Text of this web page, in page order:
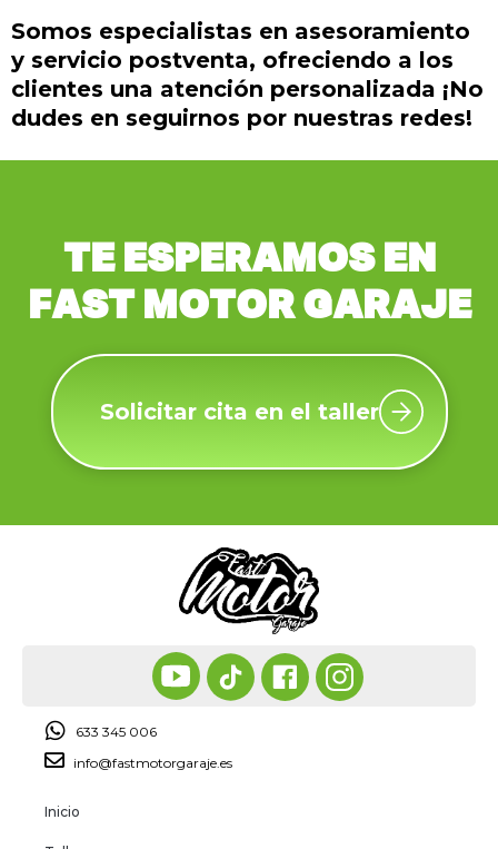
Somos especialistas en asesoramiento
y servicio postventa, ofreciendo a los
clientes una atención personalizada ¡No
dudes en seguirnos por nuestras redes!
TE ESPERAMOS EN
FAST MOTOR GARAJE
Solicitar cita en el taller
633 345 006
info@fastmotorgaraje.es
Inicio